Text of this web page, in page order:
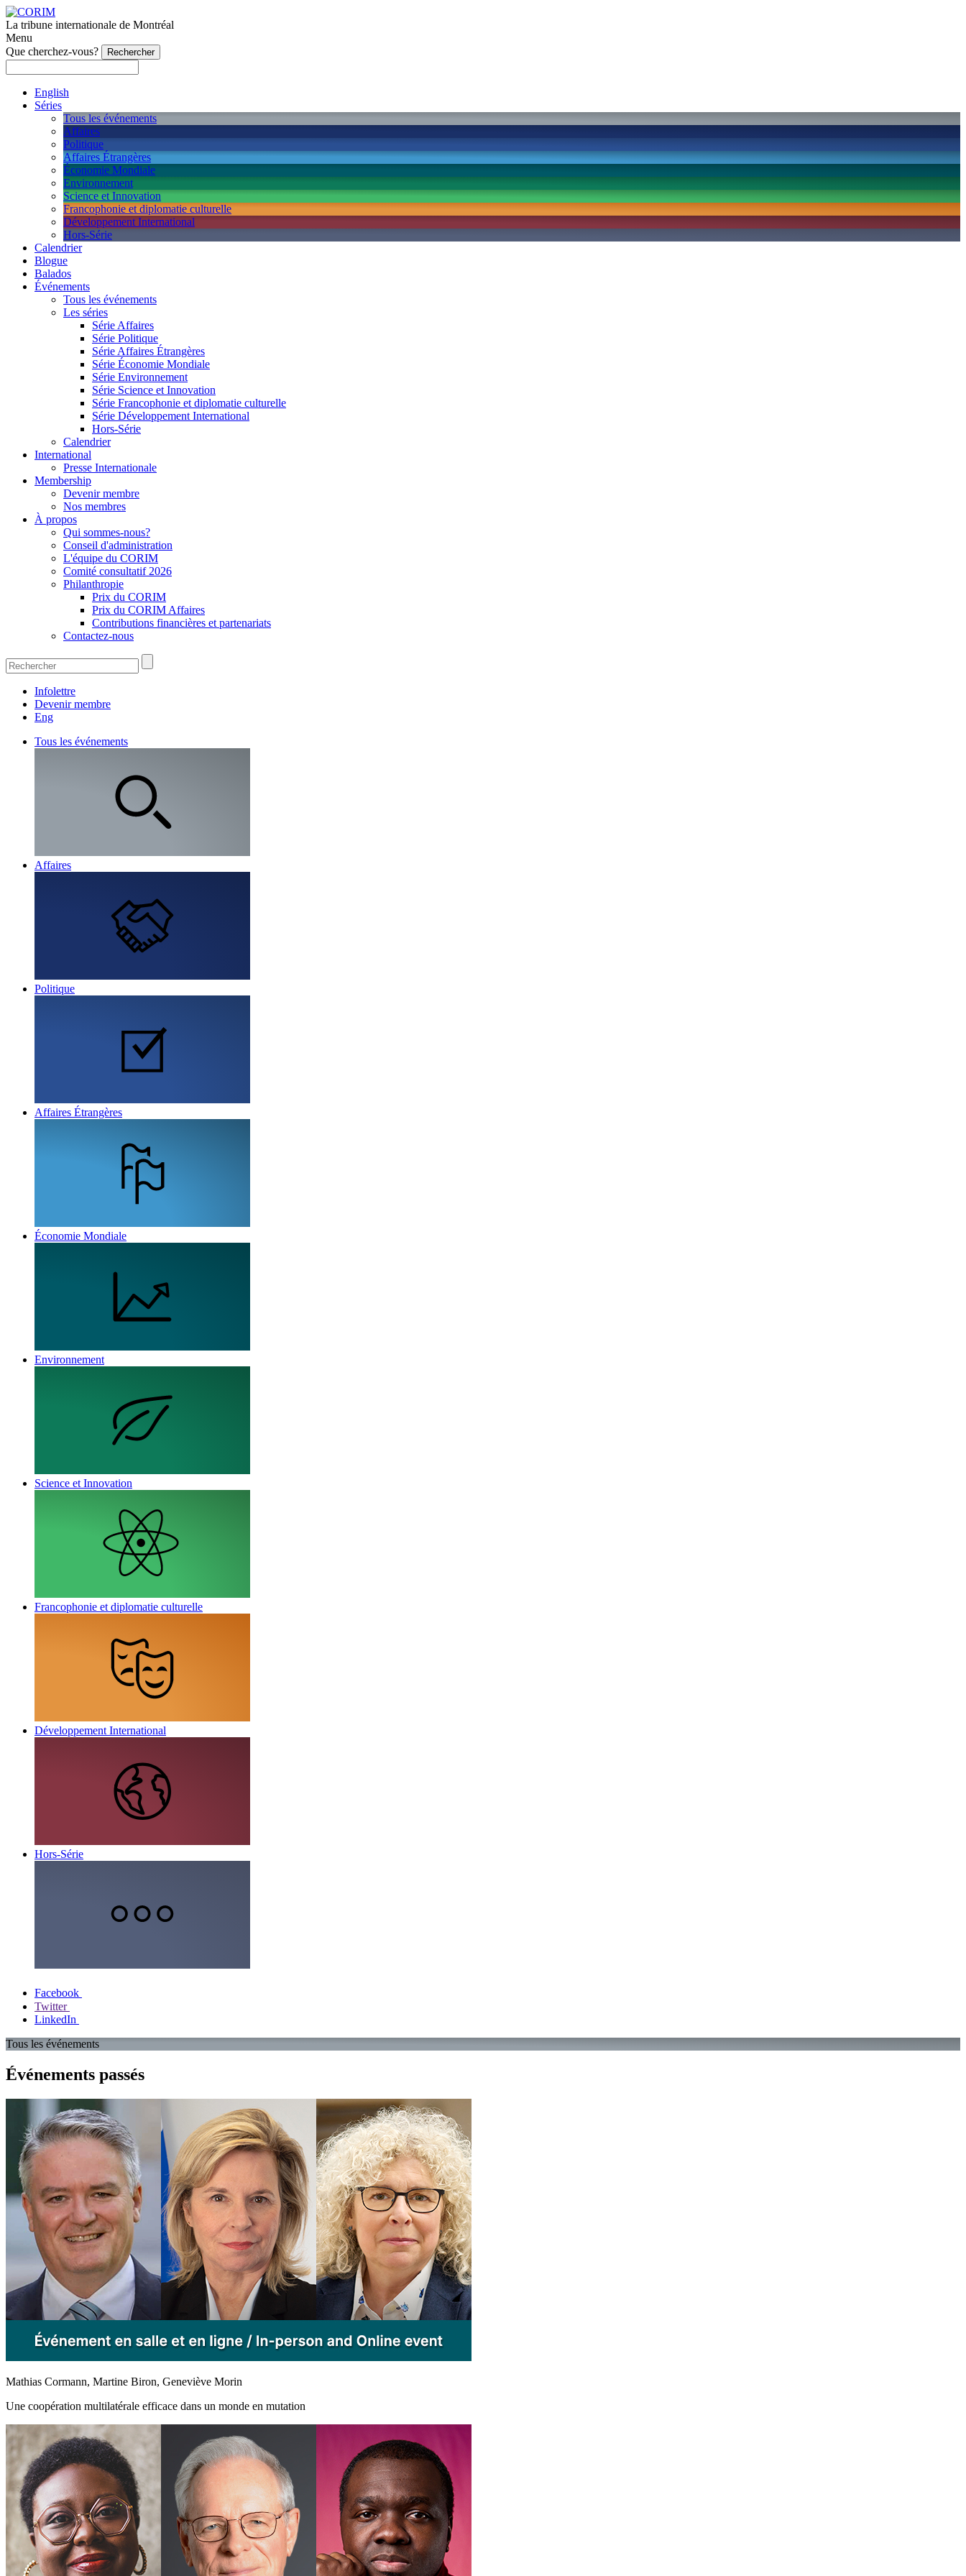
La tribune internationale de Montréal
Menu
Que cherchez-vous?
English
Séries
Tous les événements
Affaires
Politique
Affaires Étrangères
Économie Mondiale
Environnement
Science et Innovation
Francophonie et diplomatie culturelle
Développement International
Hors-Série
Calendrier
Blogue
Balados
Événements
Tous les événements
Les séries
Série Affaires
Série Politique
Série Affaires Étrangères
Série Économie Mondiale
Série Environnement
Série Science et Innovation
Série Francophonie et diplomatie culturelle
Série Développement International
Hors-Série
Calendrier
International
Presse Internationale
Membership
Devenir membre
Nos membres
À propos
Qui sommes-nous?
Conseil d'administration
L'équipe du CORIM
Comité consultatif 2026
Philanthropie
Prix du CORIM
Prix du CORIM Affaires
Contributions financières et partenariats
Contactez-nous
Infolettre
Devenir membre
Eng
Tous les événements
Affaires
Politique
Affaires Étrangères
Économie Mondiale
Environnement
Science et Innovation
Francophonie et diplomatie culturelle
Développement International
Hors-Série
Facebook
Twitter
LinkedIn
Tous les événements
Événements passés
Mathias Cormann, Martine Biron, Geneviève Morin
Une coopération multilatérale efficace dans un monde en mutation